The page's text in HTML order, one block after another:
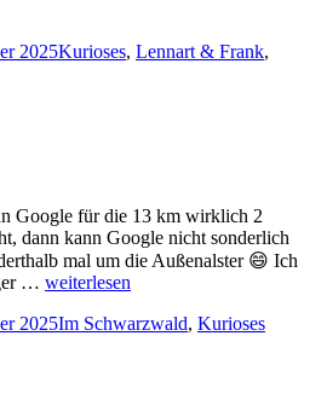
2025Kategorien
Kurioses, Lennart & Frank,
Google für die 13 km wirklich 2
dann kann Google nicht sonderlich
mal um die Außenalster 😄 Ich
… weiterlesen
2025Kategorien
Im Schwarzwald, Kurioses